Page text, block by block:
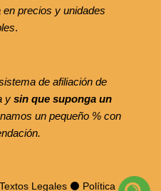
precios y unidades
.
de afiliación de
y sin que suponga un
un pequeño % con
Textos Legales ⚫ Política